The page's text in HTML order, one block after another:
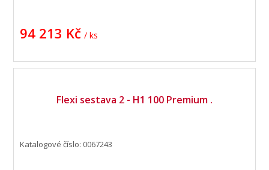
94 213 Kč / ks
Flexi sestava 2 - H1 100 Premium .
Katalogové číslo: 0067243